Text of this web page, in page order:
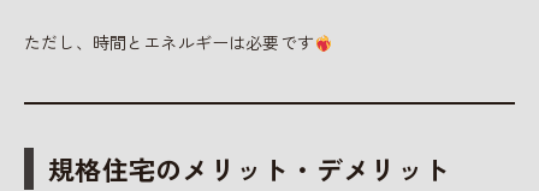
ただし、時間とエネルギーは必要です
規格住宅のメリット・デメリット